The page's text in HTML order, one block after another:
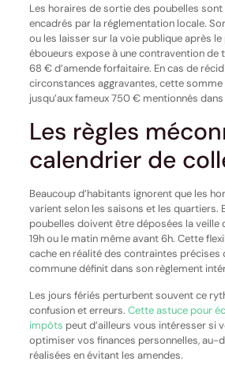
Les horaires de sortie des poubelles
encadrés par la réglementation locale.
ou les laisser sur la voie publique après le
éboueurs expose à une contravention de
68 € d’amende forfaitaire. En cas de
circonstances aggravantes, cette
jusqu’aux fameux 750 € mentionnés
Les règles
calendrier de
Beaucoup d’habitants ignorent que les
varient selon les saisons et les quartiers.
poubelles doivent être déposées la veille
19h ou le matin même avant 6h. Cette
cache en réalité des contraintes précises
commune définit dans son règlement
Les jours fériés perturbent souvent ce
confusion et erreurs. Cette astuce pour
impôts peut d’ailleurs vous intéresser si
optimiser vos finances personnelles, au-
réalisées en évitant les amendes.